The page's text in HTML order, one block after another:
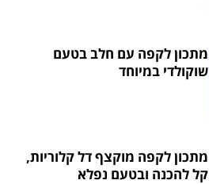
מתכון לקפה עם חלב בטעם
שוקולדי במיוחד
מתכון לקפה מוקצף דל קלוריות,
קל להכנה ובטעם נפלא